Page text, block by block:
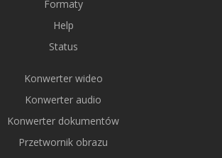
Formaty
Help
Status
Konwerter wideo
Konwerter audio
Konwerter dokumentów
Przetwornik obrazu